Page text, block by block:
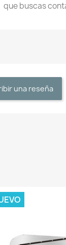
que buscas
una reseña